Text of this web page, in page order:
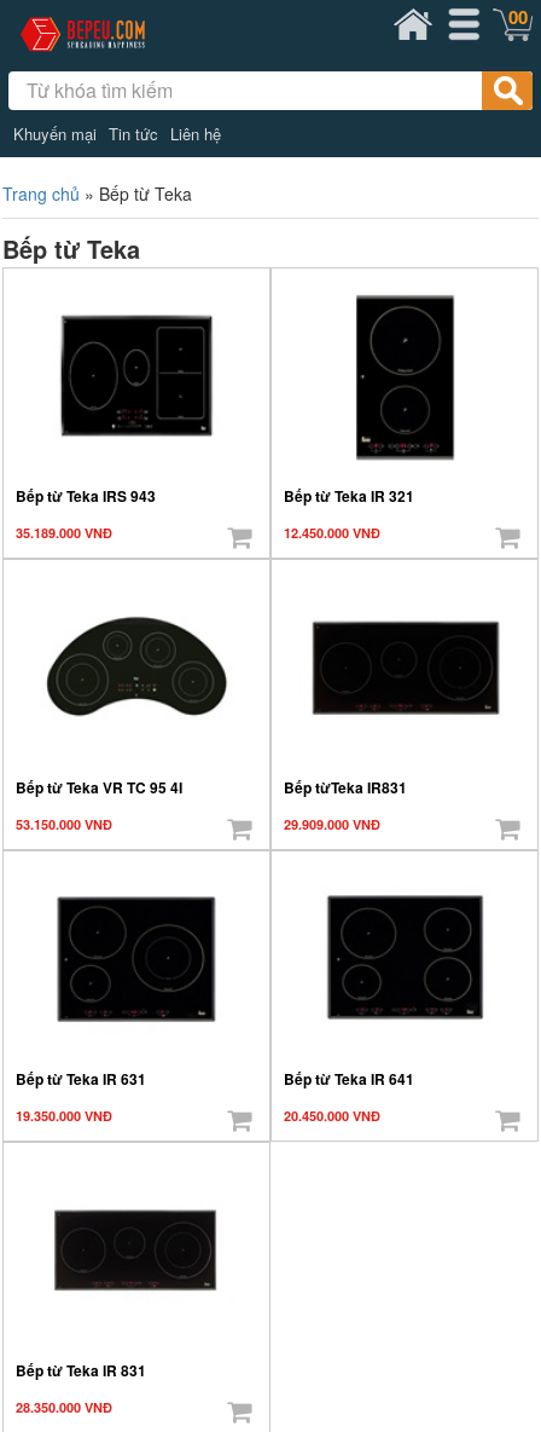
Khuyến mại Tin tức Liên hệ
00
Trang chủ » Bếp từ Teka
Bếp từ Teka
Bếp từ Teka IRS 943
35.189.000 VNĐ
Bếp từ Teka IR 321
12.450.000 VNĐ
Bếp từ Teka VR TC 95 4I
53.150.000 VNĐ
Bếp từTeka IR831
29.909.000 VNĐ
Bếp từ Teka IR 631
19.350.000 VNĐ
Bếp từ Teka IR 641
20.450.000 VNĐ
Bếp từ Teka IR 831
28.350.000 VNĐ